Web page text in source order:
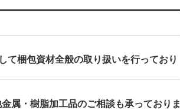
て梱包資材全般の取り扱いを行っており
金属・樹脂加工品のご相談も承っておりま